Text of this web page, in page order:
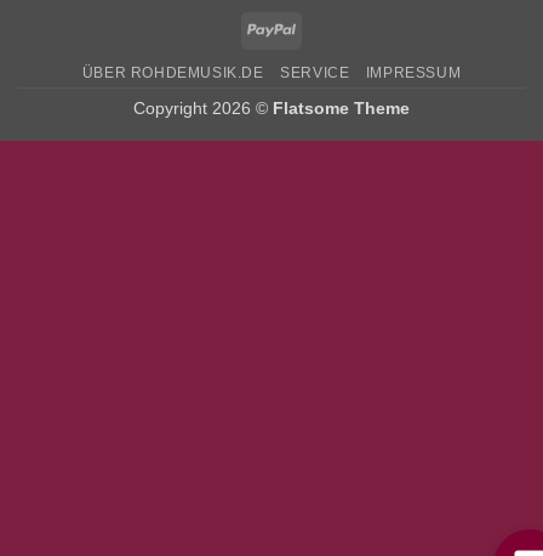
PayPal
ÜBER ROHDEMUSIK.DE SERVICE IMPRESSUM
Copyright 2026 © Flatsome Theme